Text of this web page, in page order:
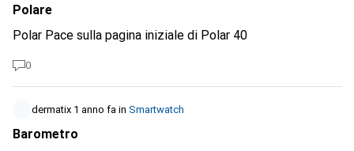
messaggi in arrivo e il monitoraggio delle sessioni
Polare
Polar Pace sulla pagina iniziale di Polar 40
0
dermatix 1 anno fa in Smartwatch
Barometro